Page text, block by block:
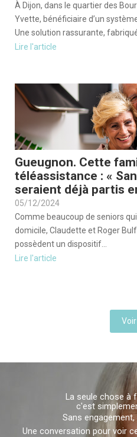
À Dijon, dans le quartier des
Yvette, bénéficiaire d’un
Une solution rassurante,
Lire l'article
Gueugnon. Cette
téléassistance : «
seraient déjà partis
05/12/2024
Comme beaucoup de seniors
domicile, Claudette et Roger
possèdent un dispositif...
Lire l'article
La seule chose à
c'est
Sans
Une conversation pour voir